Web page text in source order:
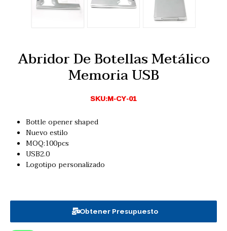
Abridor De Botellas Metálico
Memoria USB
SKU:M-CY-01
Bottle opener shaped
Nuevo estilo
MOQ:100pcs
USB2.0
Logotipo personalizado
Obtener Presupuesto